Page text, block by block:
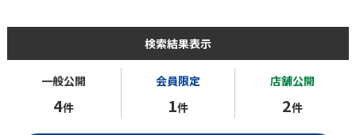
検索結果表示
一般公開
4件
会員限定
1件
店舗公開
2件